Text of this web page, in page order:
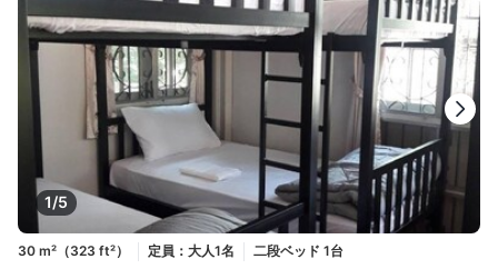
1/5
30 m²（323 ft²） 定員：大人1名
二段ベッド 1台